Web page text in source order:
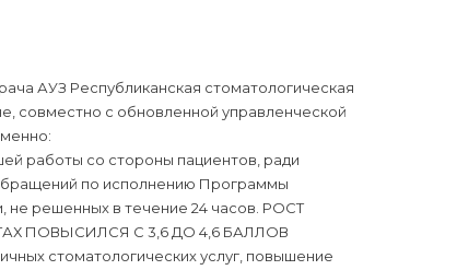
АУЗ Республиканская стоматологическая
совместно с обновленной управленческой
работы со стороны пациентов, ради
по исполнению Программы
не решенных в течение 24 часов. РОСТ
ПОВЫСИЛСЯ С 3,6 ДО 4,6 БАЛЛОВ
стоматологических услуг, повышение